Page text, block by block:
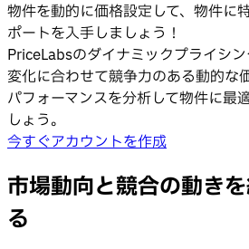
物件を動的に価格設定して、物件に
ポートを入手しましょう！
PriceLabsのダイナミックプライシ
変化に合わせて競争力のある動的な
パフォーマンスを分析して物件に最
しょう。
今すぐアカウントを作成
市場動向と競合の動き
る